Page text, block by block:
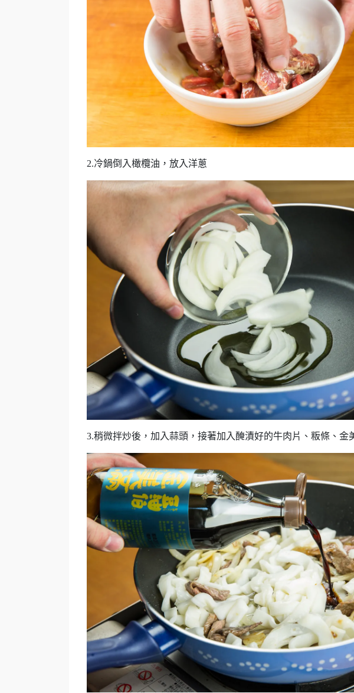
2.冷鍋倒入橄欖油，放入洋蔥
3.稍微拌炒後，加入蒜頭，接著加入醃漬好的牛肉片、粄條、金